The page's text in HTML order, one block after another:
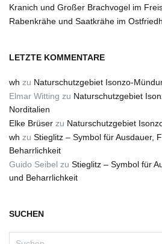
Kranich und Großer Brachvogel im
Rabenkrähe und Saatkrähe im
LETZTE KOMMENTARE
wh zu Naturschutzgebiet Isonzo-
Elmar Witting zu Naturschutzgebiet
Norditalien
Elke Brüser zu Naturschutzgebiet
wh zu Stieglitz – Symbol für Ausdauer,
Beharrlichkeit
Guido Seibel zu Stieglitz – Symbol für
und Beharrlichkeit
SUCHEN